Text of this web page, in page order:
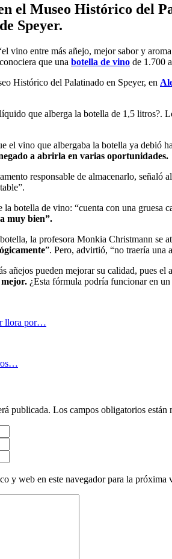
el Museo Histórico del
Speyer.
vino entre más añejo, mejor sabor y
que una botella de vino de 1.700
Histórico del Palatinado en Speyer, en
que alberga la botella de 1,5 litros?.
el vino que albergaba la botella ya debió
a abrirla en varias oportunidades.
responsable de almacenarlo, señaló
botella de vino: “cuenta con una gruesa
muy bien”.
la profesora Monkia Christmann se
”. Pero, advirtió, “no traería una
añejos pueden mejorar su calidad, pues el
mejor. ¿Esta fórmula podría funcionar en
llora por…
publicada. Los campos obligatorios están
y web en este navegador para la próxima